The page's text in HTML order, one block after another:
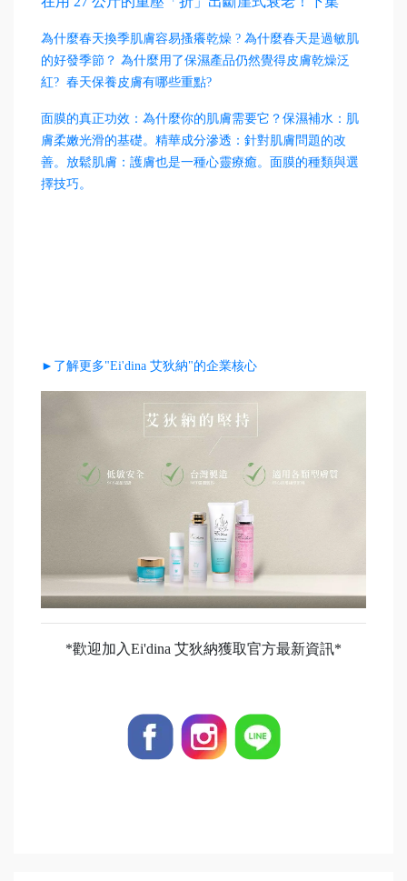
為什麼春天換季肌膚容易搔癢乾燥 ? 為什麼春天是過敏肌
的好發季節？ 為什麼用了保濕產品仍然覺得皮膚乾燥泛
紅? 春天保養皮膚有哪些重點?
面膜的真正功效：為什麼你的肌膚需要它？保濕補水：肌
膚柔嫩光滑的基礎。精華成分滲透：針對肌膚問題的改
善。放鬆肌膚：護膚也是一種心靈療癒。面膜的種類與選
擇技巧。
►了解更多"Ei'dina 艾狄納"的企業核心
*歡迎加入Ei'dina 艾狄納獲取官方最新資訊*